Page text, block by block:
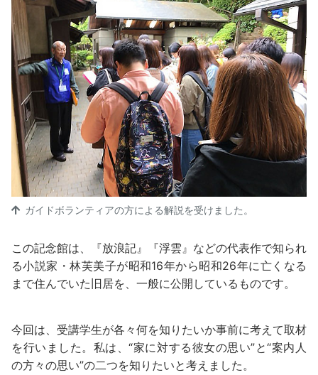
ガイドボランティアの方による解説を受けました。
この記念館は、『放浪記』『浮雲』などの代表作で知られ
る小説家・林芙美子が昭和16年から昭和26年に亡くなる
まで住んでいた旧居を、一般に公開しているものです。
今回は、受講学生が各々何を知りたいか事前に考えて取材
を行いました。私は、“家に対する彼女の思い”と“案内人
の方々の思い”の二つを知りたいと考えました。